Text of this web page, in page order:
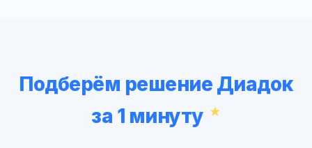
Подберём решение Диадок
за 1 минуту